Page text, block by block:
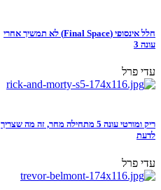
חלל אינסופי (Final Space) לא תמשיך אחרי
עונה 3
עדי פרל
ריק ומורטי עונה 5 מתחילה מחר, זה מה שצריך
לדעת
עדי פרל